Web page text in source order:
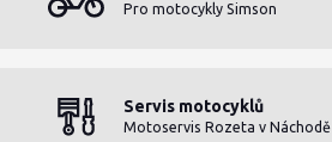
Pro motocykly Simson
Servis motocyklů
Motoservis Rozeta v Náchodě